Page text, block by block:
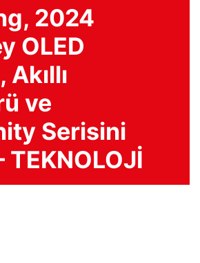
2024
OLED
ve
Serisini
TEKNOLOJİ